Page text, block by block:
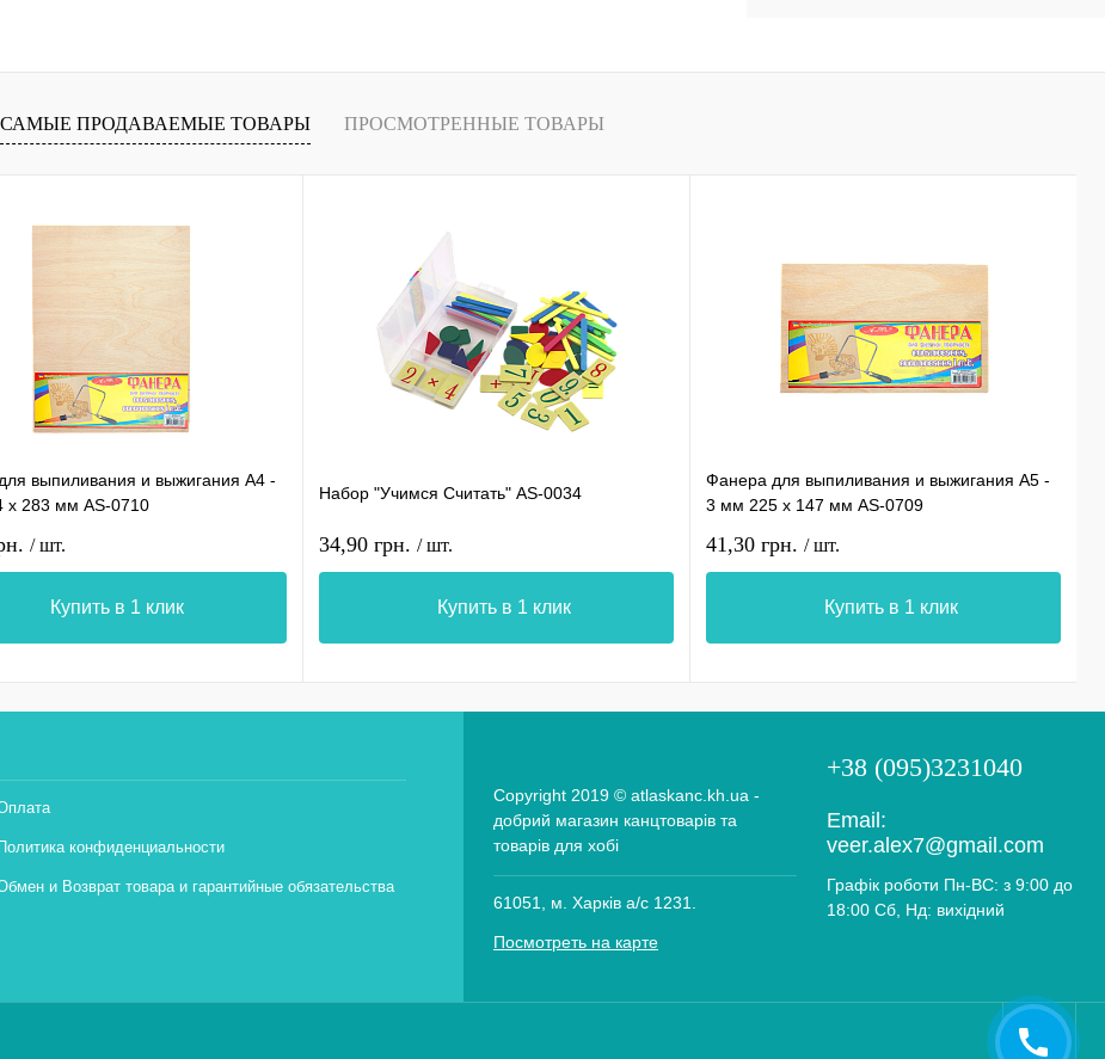
САМЫЕ ПРОДАВАЕМЫЕ ТОВАРЫ ПРОСМОТРЕННЫЕ ТОВАРЫ
выпиливания и выжигания А4 -
х 283 мм AS-0710
/ шт.
Купить в 1 клик
Набор "Учимся Считать" AS-0034
34,90 грн. / шт.
Купить в 1 клик
Фанера для выпиливания и выжигания А5 -
3 мм 225 х 147 мм AS-0709
41,30 грн. / шт.
Купить в 1 клик
Политика конфиденциальности
и Возврат товара и гарантийные обязательства
Copyright 2019 © atlaskanc.kh.ua -
добрий магазин канцтоварів та
товарів для хобі
61051, м. Харків а/с 1231.
Посмотреть на карте
+38 (095)3231040
Email:
veer.alex7@gmail.com
Графік роботи Пн-ВС: з 9:00 до
18:00 Сб, Нд: вихідний